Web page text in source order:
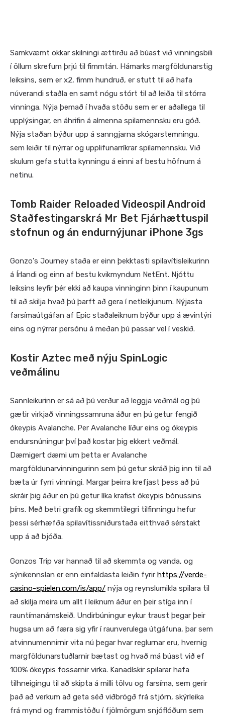
Samkvæmt okkar skilningi ættirðu að búast við vinningsbili
í öllum skrefum þrjú til fimmtán. Hámarks margföldunarstig
leiksins, sem er x2, fimm hundruð, er stutt til að hafa
núverandi staðla en samt nógu stórt til að leiða til stórra
vinninga. Nýja þemað í hvaða stöðu sem er er aðallega til
upplýsingar, en áhrifin á almenna spilamennsku eru góð.
Nýja staðan býður upp á sanngjarna skógarstemningu,
sem leiðir til nýrrar og upplifunarríkrar spilamennsku. Við
skulum gefa stutta kynningu á einni af bestu höfnum á
netinu.
Tomb Raider Reloaded Videospil Android
Staðfestingarskrá Mr Bet Fjárhættuspil
stofnun og án endurnýjunar iPhone 3gs
Gonzo's Journey staða er einn þekktasti spilavítisleikurinn
á Írlandi og einn af bestu kvikmyndum NetEnt. Njóttu
leiksins leyfir þér ekki að kaupa vinninginn þinn í kaupunum
til að skilja hvað þú þarft að gera í netleikjunum. Nýjasta
farsímaútgáfan af Epic staðaleiknum býður upp á ævintýri
eins og nýrrar persónu á meðan þú passar vel í veskið.
Kostir Aztec með nýju SpinLogic
veðmálinu
Sannleikurinn er sá að þú verður að leggja veðmál og þú
gætir virkjað vinningssamruna áður en þú getur fengið
ókeypis Avalanche. Per Avalanche líður eins og ókeypis
endursnúningur því það kostar þig ekkert veðmál.
Dæmigert dæmi um þetta er Avalanche
margföldunarvinningurinn sem þú getur skráð þig inn til að
bæta úr fyrri vinningi. Margar þeirra krefjast þess að þú
skráir þig áður en þú getur líka krafist ókeypis bónussins
þíns. Með betri grafík og skemmtilegri tilfinningu hefur
þessi sérhæfða spilavítissniðurstaða eitthvað sérstakt
upp á að bjóða.
Gonzos Trip var hannað til að skemmta og vanda, og
sýnikennslan er enn einfaldasta leiðin fyrir https://verde-
casino-spielen.com/is/app/ nýja og reynslumikla spilara til
að skilja meira um allt í leiknum áður en þeir stíga inn í
rauntímanámskeið. Undirbúningur eykur traust þegar þeir
hugsa um að færa sig yfir í raunverulega útgáfuna, þar sem
atvinnumennirnir vita nú þegar hvar reglurnar eru, hvernig
margföldunarstuðlarnir bætast og hvað má búast við ef
100% ókeypis fossarnir virka. Kanadískir spilarar hafa
tilhneigingu til að skipta á milli tölvu og farsíma, sem gerir
það að verkum að geta séð viðbrögð frá stjórn, skýrleika
frá mynd og frammistöðu í fjölmörgum snjóflóðum sem